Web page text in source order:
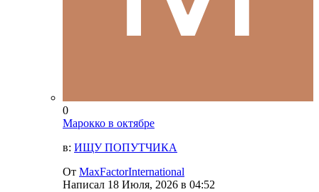
0
Марокко в октябре
в: ИЩУ ПОПУТЧИКА
От MaxFactorInternational
Написал 18 Июля, 2026 в 04:52